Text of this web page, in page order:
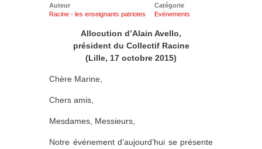
Auteur
Racine - les enseignants patriotes
Catégorie
Evénements
Allocution d’Alain Avello,
président du Collectif Racine
(Lille, 17 octobre 2015)
Chère Marine,
Chers amis,
Mesdames, Messieurs,
Notre événement d’aujourd’hui se présente